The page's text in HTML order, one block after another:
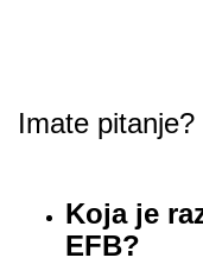
Imate pitanje?
Koja je
EFB?